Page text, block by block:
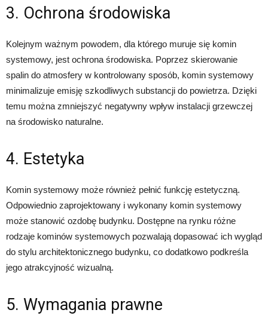
3. Ochrona środowiska
Kolejnym ważnym powodem, dla którego muruje się komin
systemowy, jest ochrona środowiska. Poprzez skierowanie
spalin do atmosfery w kontrolowany sposób, komin systemowy
minimalizuje emisję szkodliwych substancji do powietrza. Dzięki
temu można zmniejszyć negatywny wpływ instalacji grzewczej
na środowisko naturalne.
4. Estetyka
Komin systemowy może również pełnić funkcję estetyczną.
Odpowiednio zaprojektowany i wykonany komin systemowy
może stanowić ozdobę budynku. Dostępne na rynku różne
rodzaje kominów systemowych pozwalają dopasować ich wygląd
do stylu architektonicznego budynku, co dodatkowo podkreśla
jego atrakcyjność wizualną.
5. Wymagania prawne